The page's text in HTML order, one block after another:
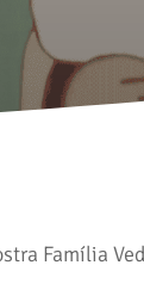
Família